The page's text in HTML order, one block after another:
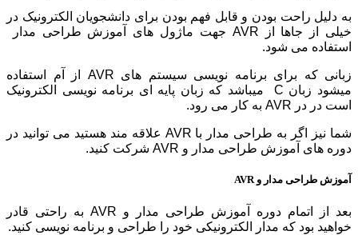
به دلیل راحت بودن و قابل فهم بودن برای دانشجویان الکترونیک در
خیلی از جاها از AVR جهت ماژول های آموزش طراحی مدار
استفاده می شود.
زبانی که برای برنامه نویسی سیستم های AVR از آم استفاده
میشود زبان C میباشد که زبان پایه ای برنامه نویسی الکترونیک
است در در AVR به کار می رود.
شما نیز اگر به طراحی مدار با AVR علاقه مند هستید می توانید در
دوره های آموزش طراحی مدار و AVR شرکت کنید.
آموزش طراحی مدار و AVR
بعد از اتمام دوره آموزش طراحی مدار و AVR به راحتی قادر
خواهید بود که مدار الکترونیکی خود را طراحی و برنامه نویسی کنید.